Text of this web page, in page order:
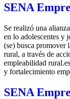
SENA
Se realizó una
en lo adolescentes y
(se) busca promover
rural, a través de
empleabilidad
y fortalecimiento
SENA